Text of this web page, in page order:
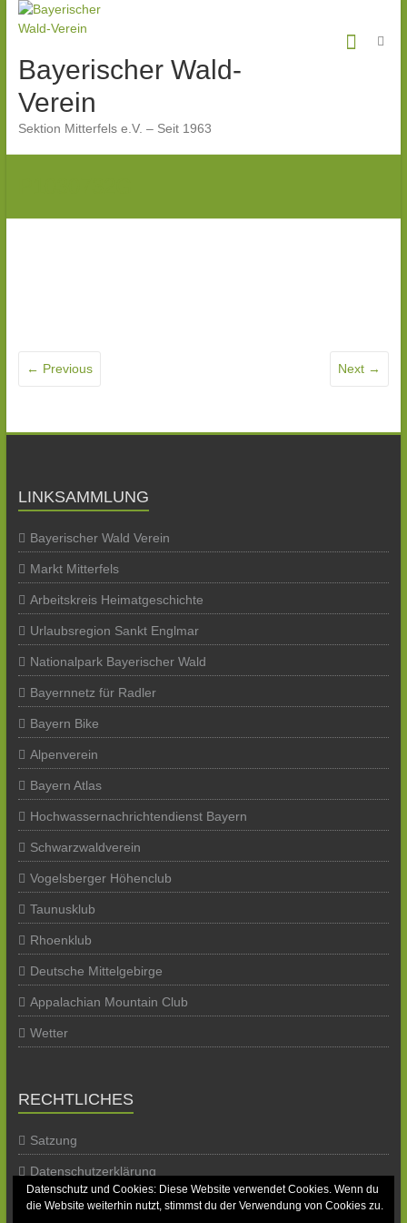
Skip
Bayerischer Wald-
Verein
Sektion Mitterfels e.V. – Seit 1963
← Previous Next →
LINKSAMMLUNG
Bayerischer Wald Verein
Markt Mitterfels
Arbeitskreis Heimatgeschichte
Urlaubsregion Sankt Englmar
Nationalpark Bayerischer Wald
Bayernnetz für Radler
Bayern Bike
Alpenverein
Bayern Atlas
Hochwassernachrichtendienst Bayern
Schwarzwaldverein
Vogelsberger Höhenclub
Taunusklub
Rhoenklub
Deutsche Mittelgebirge
Appalachian Mountain Club
Wetter
RECHTLICHES
Satzung
Datenschutzerklärung
Impressum
Datenschutz und Cookies: Diese Website verwendet Cookies. Wenn du
die Website weiterhin nutzt, stimmst du der Verwendung von Cookies zu.